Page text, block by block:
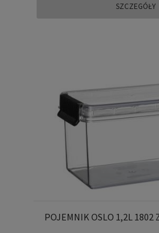
SZCZEGÓŁY
POJEMNIK OSLO 1,2L 1802